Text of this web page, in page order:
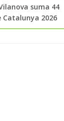
suma 44
2026